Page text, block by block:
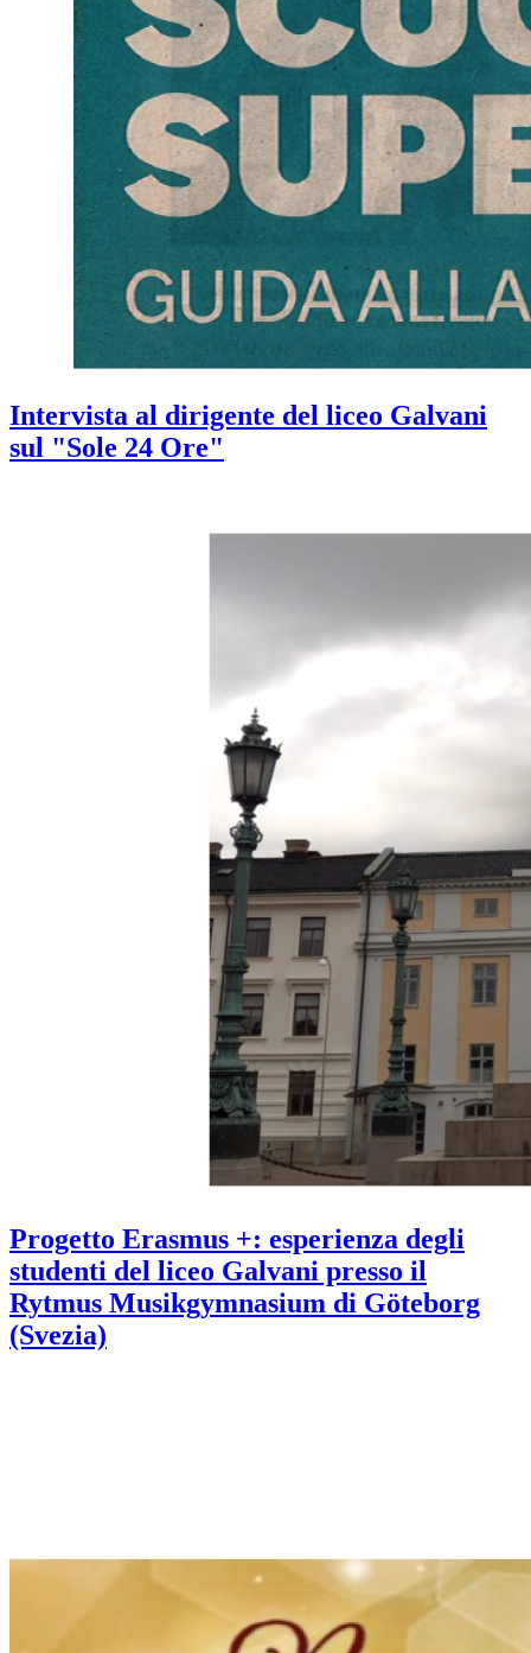
Intervista al dirigente del liceo Galvani
sul "Sole 24 Ore"
Progetto Erasmus +: esperienza degli
studenti del liceo Galvani presso il
Rytmus Musikgymnasium di Göteborg
(Svezia)